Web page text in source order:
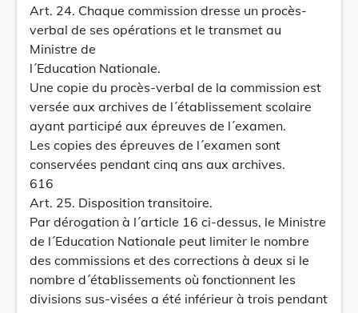
Art. 24. Chaque commission dresse un procès-
verbal de ses opérations et le transmet au
Ministre de
l´Education Nationale.
Une copie du procès-verbal de la commission est
versée aux archives de l´établissement scolaire
ayant participé aux épreuves de l´examen.
Les copies des épreuves de l´examen sont
conservées pendant cinq ans aux archives.
616
Art. 25. Disposition transitoire.
Par dérogation à l´article 16 ci-dessus, le Ministre
de l´Education Nationale peut limiter le nombre
des commissions et des corrections à deux si le
nombre d´établissements où fonctionnent les
divisions sus-visées a été inférieur à trois pendant